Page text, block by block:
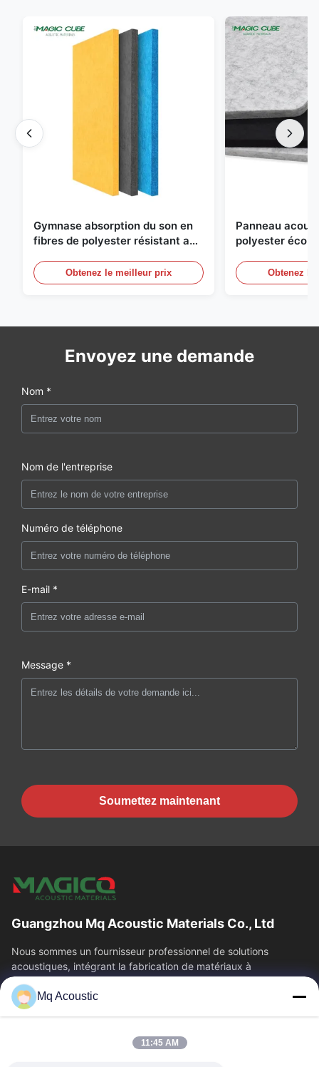
Gymnase absorption du son en
fibres de polyester résistant au
personnalisée
Obtenez le meilleur prix
Panneau
polyester
Obtenez
Envoyez une demande
Nom *
Nom de l'entreprise
Numéro de téléphone
E-mail *
Message *
Soumettez maintenant
Guangzhou Mq Acoustic Materials Co., Ltd
Nous sommes un fournisseur professionnel de solutions
acoustiques, intégrant la fabrication de matériaux à
l'acoustique architecturale. Nous sommes...
Liens Rapides
À Propos De Nous
Mq Acoustic
11:45 AM